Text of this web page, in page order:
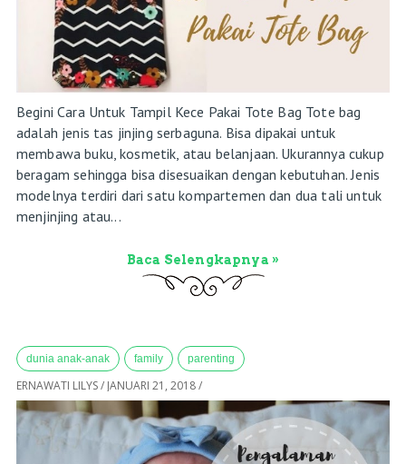
Begini Cara Untuk Tampil Kece Pakai Tote Bag Tote bag
adalah jenis tas jinjing serbaguna. Bisa dipakai untuk
membawa buku, kosmetik, atau belanjaan. Ukurannya cukup
beragam sehingga bisa disesuaikan dengan kebutuhan. Jenis
modelnya terdiri dari satu kompartemen dan dua tali untuk
menjinjing atau...
Baca Selengkapnya »
dunia anak-anak family parenting
ERNAWATI LILYS/ JANUARI 21, 2018/